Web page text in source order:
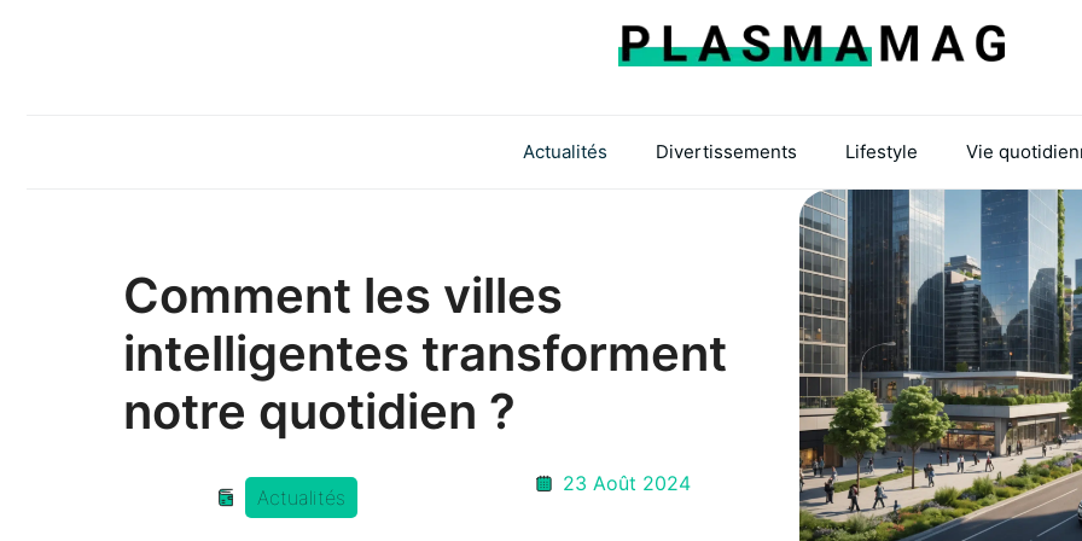
Actualités Divertissements Lifestyle Vie
Comment les villes
intelligentes transforment
notre quotidien ?
Actualités
23 Août 2024